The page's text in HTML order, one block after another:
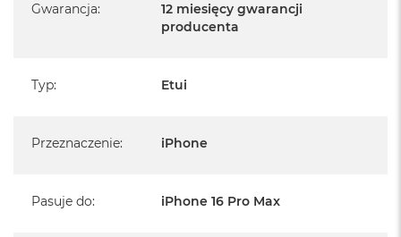
Gwarancja:
12 miesięcy gwarancji
producenta
Typ: Etui
Przeznaczenie: iPhone
Pasuje do: iPhone 16 Pro Max